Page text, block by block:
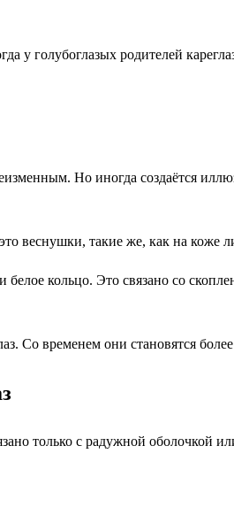
голубоглазых родителей
Но иногда создаётся
веснушки, такие же, как на коже
кольцо. Это связано со
Со временем они становятся
только с радужной оболочкой